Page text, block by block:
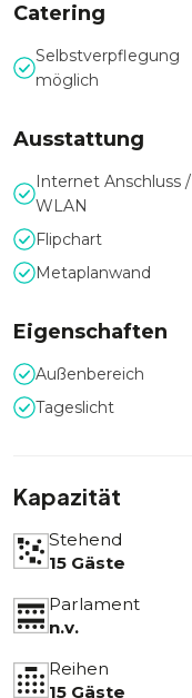
Catering
Selbstverpflegung
möglich
Ausstattung
Internet Anschluss /
WLAN
Flipchart
Metaplanwand
Eigenschaften
Außenbereich
Tageslicht
Kapazität
Stehend
15 Gäste
Parlament
n.v.
Reihen
15 Gäste